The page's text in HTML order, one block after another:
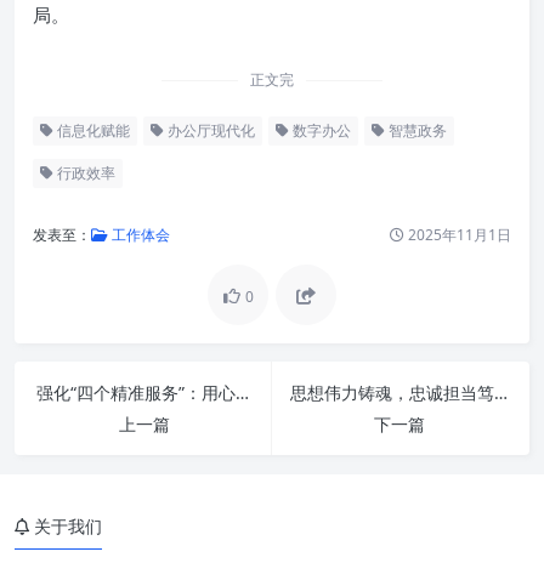
局。
正文完
信息化赋能 办公厅现代化 数字办公 智慧政务
行政效率
发表至： 工作体会 2025年11月1日
0
强化“四个精准服务”：用心用情，书写新时代老干部工作新篇章
上一篇
思想伟力铸魂，忠诚担当笃行：在时代洪流中勇毅前行
下一篇
办公厅工作面临的新挑战与新要
关于我们